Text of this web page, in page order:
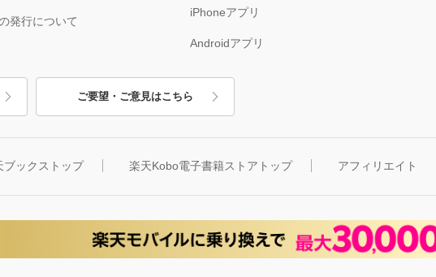
発行について
iPhoneアプリ
Androidアプリ
ご要望・ご意見はこちら
ブックストップ 楽天Kobo電子書籍ストアトップ アフィリエイト